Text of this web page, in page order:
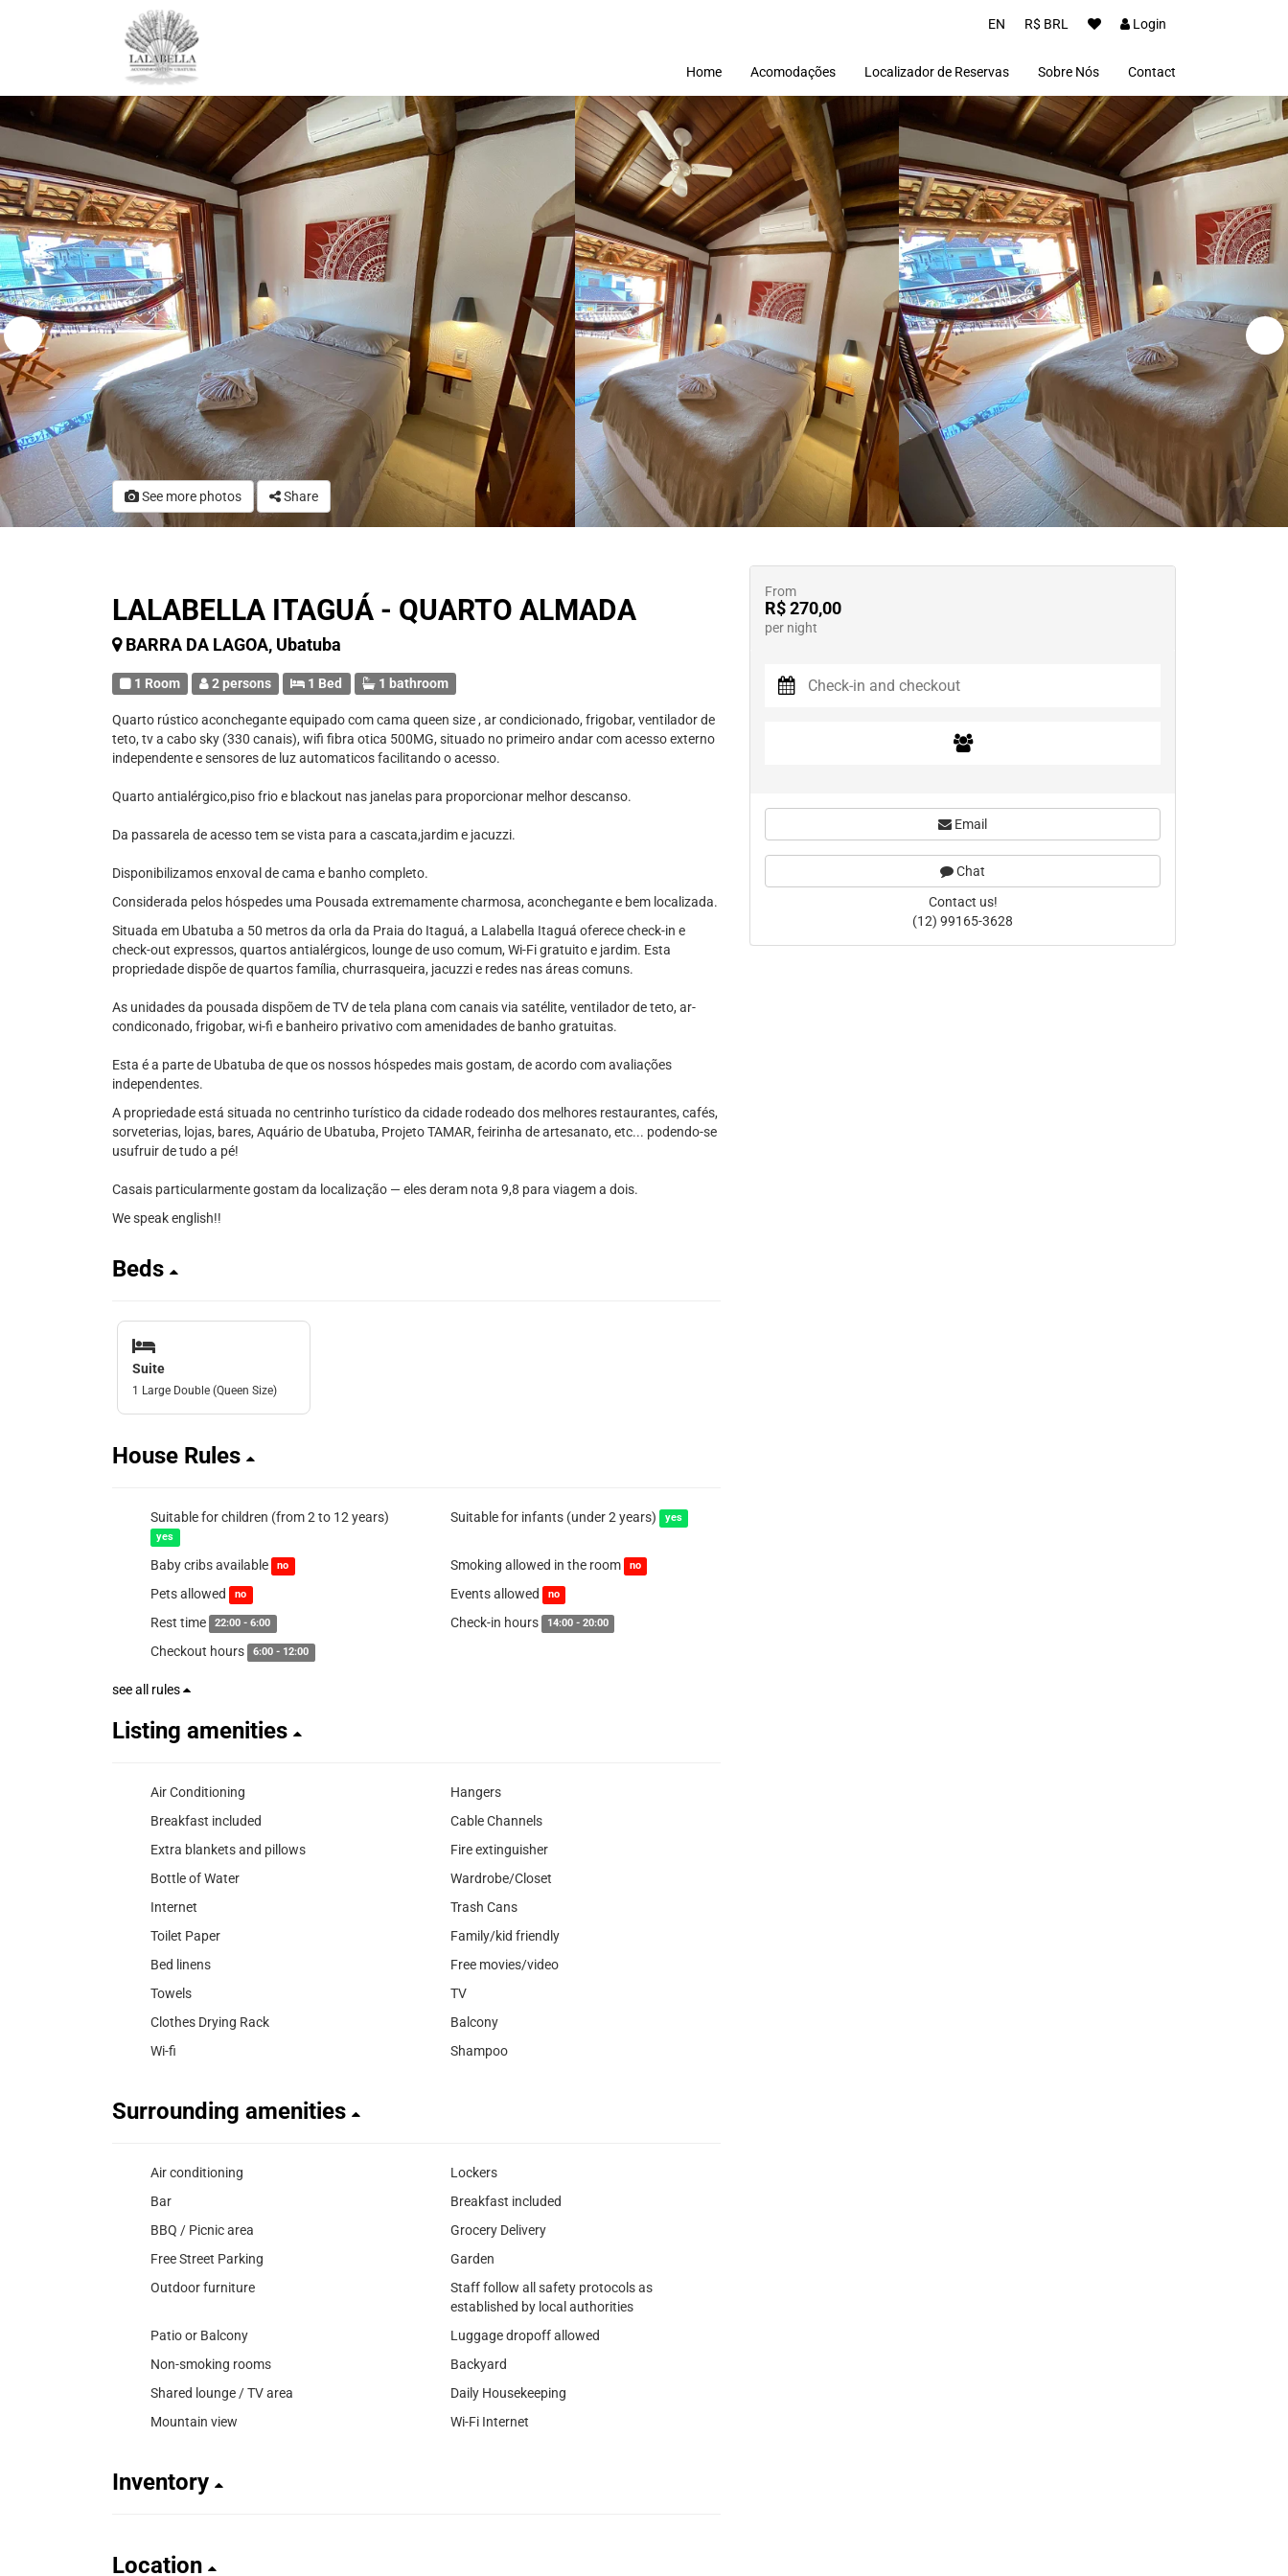
EN R$ BRL Login
Home Acomodações Localizador de Reservas Sobre Nós Contact
See more photos Share
LALABELLA ITAGUÁ - QUARTO ALMADA
BARRA DA LAGOA, Ubatuba
1 Room 2 persons 1 Bed 1 bathroom
Quarto rústico aconchegante equipado com cama queen size , ar condicionado, frigobar, ventilador de
teto, tv a cabo sky (330 canais), wifi fibra otica 500MG, situado no primeiro andar com acesso externo
independente e sensores de luz automaticos facilitando o acesso.
Quarto antialérgico,piso frio e blackout nas janelas para proporcionar melhor descanso.
Da passarela de acesso tem se vista para a cascata,jardim e jacuzzi.
Disponibilizamos enxoval de cama e banho completo.
Considerada pelos hóspedes uma Pousada extremamente charmosa, aconchegante e bem localizada.
Situada em Ubatuba a 50 metros da orla da Praia do Itaguá, a Lalabella Itaguá oferece check-in e
check-out expressos, quartos antialérgicos, lounge de uso comum, Wi-Fi gratuito e jardim. Esta
propriedade dispõe de quartos família, churrasqueira, jacuzzi e redes nas áreas comuns.
As unidades da pousada dispõem de TV de tela plana com canais via satélite, ventilador de teto, ar-
condiconado, frigobar, wi-fi e banheiro privativo com amenidades de banho gratuitas.
Esta é a parte de Ubatuba de que os nossos hóspedes mais gostam, de acordo com avaliações
independentes.
A propriedade está situada no centrinho turístico da cidade rodeado dos melhores restaurantes, cafés,
sorveterias, lojas, bares, Aquário de Ubatuba, Projeto TAMAR, feirinha de artesanato, etc... podendo-se
usufruir de tudo a pé!
Casais particularmente gostam da localização — eles deram nota 9,8 para viagem a dois.
We speak english!!
Beds
Suite
1 Large Double (Queen Size)
House Rules
Suitable for children (from 2 to 12 years)
yes
Suitable for infants (under 2 years) yes
Baby cribs available no Smoking allowed in the room no
Pets allowed no Events allowed no
Rest time 22:00 - 6:00 Check-in hours 14:00 - 20:00
Checkout hours 6:00 - 12:00
see all rules
Listing amenities
Air Conditioning
Hangers
Breakfast included
Cable Channels
Extra blankets and pillows
Fire extinguisher
Bottle of Water
Wardrobe/Closet
Internet
Trash Cans
Toilet Paper
Family/kid friendly
Bed linens
Free movies/video
Towels
TV
Clothes Drying Rack
Balcony
Wi-fi
Shampoo
Surrounding amenities
Air conditioning
Lockers
Bar
Breakfast included
BBQ / Picnic area
Grocery Delivery
Free Street Parking
Garden
Outdoor furniture
Staff follow all safety protocols as
established by local authorities
Patio or Balcony
Luggage dropoff allowed
Non-smoking rooms
Backyard
Shared lounge / TV area
Daily Housekeeping
Mountain view
Wi-Fi Internet
Inventory
Location
From
R$ 270,00
per night
Email
Chat
Contact us!
(12) 99165-3628